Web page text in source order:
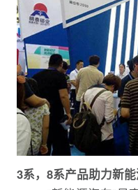
3系，8系产品助力新